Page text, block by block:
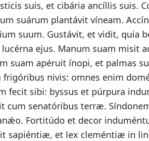
suis, et cibária ancíllis suis.
suárum plantávit víneam.
suum. Gustávit, et vidit, quia
ejus. Manum suam misit
suam apéruit ínopi, et palmas
frigóribus nivis: omnes enim
fecit sibi: byssus et púrpura
cum senatóribus terræ.
Fortitúdo et decor
sapiéntiæ, et lex cleméntiæ in